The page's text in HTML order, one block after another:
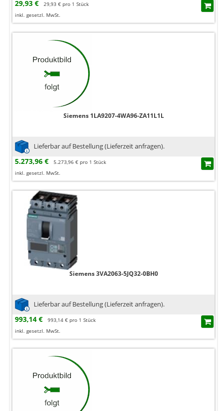
29,93 €
29,93 € pro 1 Stück
inkl. gesetzl. MwSt.
Siemens 1LA9207-4WA96-ZA11L1L
Lieferbar auf Bestellung (Lieferzeit anfragen).
5.273,96 €
5.273,96 € pro 1 Stück
inkl. gesetzl. MwSt.
Siemens 3VA2063-5JQ32-0BH0
Lieferbar auf Bestellung (Lieferzeit anfragen).
993,14 €
993,14 € pro 1 Stück
inkl. gesetzl. MwSt.